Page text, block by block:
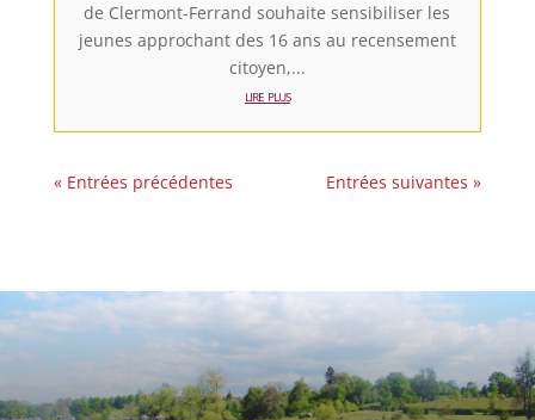
de Clermont-Ferrand souhaite sensibiliser les
jeunes approchant des 16 ans au recensement
citoyen,...
lire plus
« Entrées précédentes Entrées suivantes »